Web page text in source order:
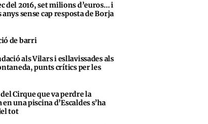
del 2016, set milions d’euros… i
sense cap resposta de Borja
de barri
als Vilars i esllavissades als
punts crítics per les
Cirque que va perdre la
una piscina d’Escaldes s’ha
tot